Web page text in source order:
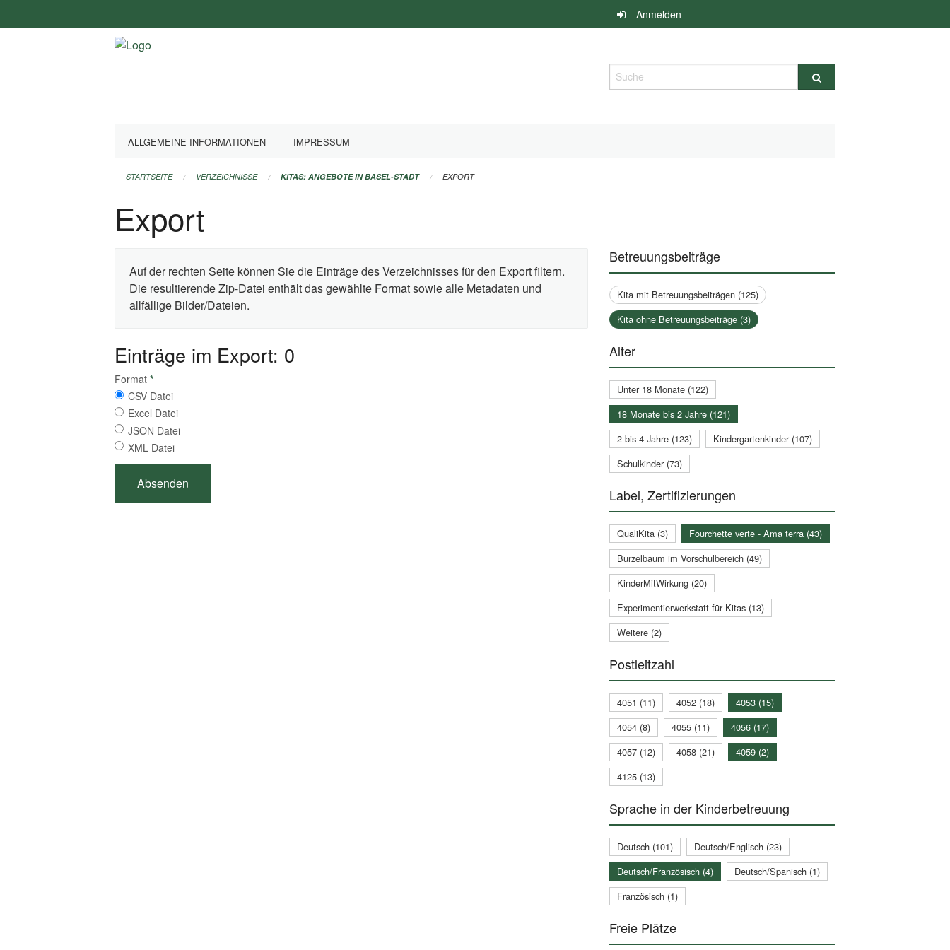
überspringen
Anmelden
Suche
ALLGEMEINE INFORMATIONEN IMPRESSUM
STARTSEITE VERZEICHNISSE KITAS: ANGEBOTE IN BASEL-STADT EXPORT
Export
Auf der rechten Seite können Sie die Einträge des Verzeichnisses für den Export filtern.
Die resultierende Zip-Datei enthält das gewählte Format sowie alle Metadaten und
allfällige Bilder/Dateien.
Einträge im Export: 0
Format *
CSV Datei
Excel Datei
JSON Datei
XML Datei
Betreuungsbeiträge
Kita mit Betreuungsbeiträgen (125)
Kita ohne Betreuungsbeiträge (3)
Alter
Unter 18 Monate (122)
18 Monate bis 2 Jahre (121)
2 bis 4 Jahre (123)
Kindergartenkinder (107)
Schulkinder (73)
Label, Zertifizierungen
QualiKita (3)
Fourchette verte - Ama terra (43)
Burzelbaum im Vorschulbereich (49)
KinderMitWirkung (20)
Experimentierwerkstatt für Kitas (13)
Weitere (2)
Postleitzahl
4051 (11) 4052 (18)
4053 (15)
4054 (8)
4055 (11)
4056 (17)
4057 (12)
4058 (21)
4059 (2)
4125 (13)
Sprache in der Kinderbetreuung
Deutsch (101)
Deutsch/Englisch (23)
Deutsch/Französisch (4)
Deutsch/Spanisch (1)
Französisch (1)
Freie Plätze